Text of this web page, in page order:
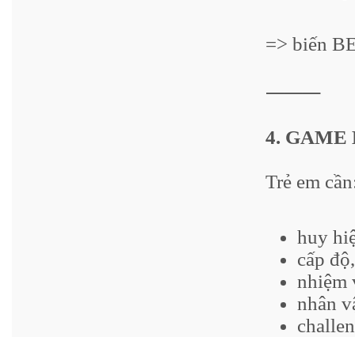
=> biến
⸻
4. GAME
Trẻ em
huy
cấp độ,
nhiệm
nhân